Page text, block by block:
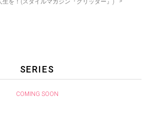
SERIES
COMING SOON